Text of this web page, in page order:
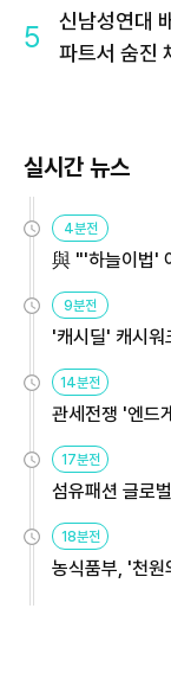
5
신남성연대
파트서 숨진
실시간 뉴스
4분전
與 "'하늘이법'
9분전
'캐시딜' 캐시워
14분전
관세전쟁 '엔드
용해야
17분전
섬유패션 글로
원
18분전
농식품부, '천